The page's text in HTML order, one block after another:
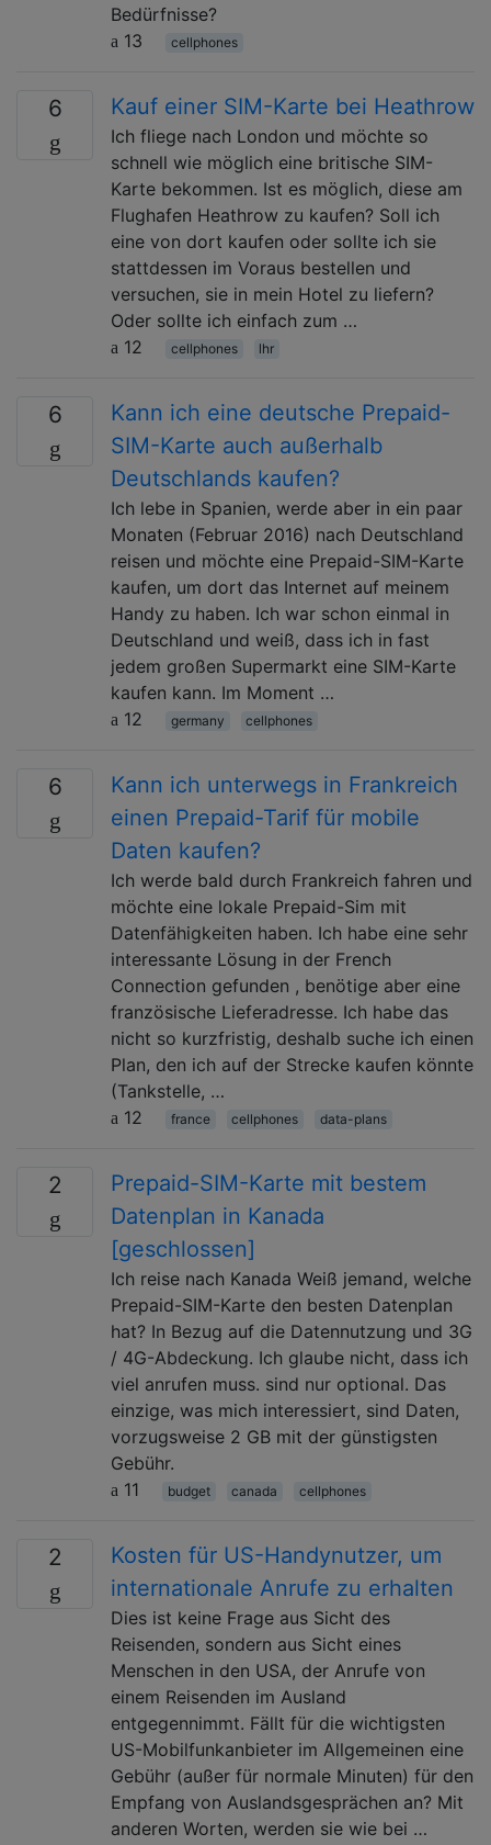
Bedürfnisse?
13
cellphones
6 Kauf einer SIM-Karte bei Heathrow
Ich fliege nach London und möchte so
schnell wie möglich eine britische SIM-
Karte bekommen. Ist es möglich, diese am
Flughafen Heathrow zu kaufen? Soll ich
eine von dort kaufen oder sollte ich sie
stattdessen im Voraus bestellen und
versuchen, sie in mein Hotel zu liefern?
Oder sollte ich einfach zum …
12
cellphones lhr
6
Kann ich eine deutsche Prepaid-
SIM-Karte auch außerhalb
Deutschlands kaufen?
Ich lebe in Spanien, werde aber in ein paar
Monaten (Februar 2016) nach Deutschland
reisen und möchte eine Prepaid-SIM-Karte
kaufen, um dort das Internet auf meinem
Handy zu haben. Ich war schon einmal in
Deutschland und weiß, dass ich in fast
jedem großen Supermarkt eine SIM-Karte
kaufen kann. Im Moment …
12
germany cellphones
6
Kann ich unterwegs in Frankreich
einen Prepaid-Tarif für mobile
Daten kaufen?
Ich werde bald durch Frankreich fahren und
möchte eine lokale Prepaid-Sim mit
Datenfähigkeiten haben. Ich habe eine sehr
interessante Lösung in der French
Connection gefunden , benötige aber eine
französische Lieferadresse. Ich habe das
nicht so kurzfristig, deshalb suche ich einen
Plan, den ich auf der Strecke kaufen könnte
(Tankstelle, …
12
france cellphones data-plans
2
Prepaid-SIM-Karte mit bestem
Datenplan in Kanada
[geschlossen]
Ich reise nach Kanada Weiß jemand, welche
Prepaid-SIM-Karte den besten Datenplan
hat? In Bezug auf die Datennutzung und 3G
/ 4G-Abdeckung. Ich glaube nicht, dass ich
viel anrufen muss. sind nur optional. Das
einzige, was mich interessiert, sind Daten,
vorzugsweise 2 GB mit der günstigsten
Gebühr.
11
budget canada cellphones
2
Kosten für US-Handynutzer, um
internationale Anrufe zu erhalten
Dies ist keine Frage aus Sicht des
Reisenden, sondern aus Sicht eines
Menschen in den USA, der Anrufe von
einem Reisenden im Ausland
entgegennimmt. Fällt für die wichtigsten
US-Mobilfunkanbieter im Allgemeinen eine
Gebühr (außer für normale Minuten) für den
Empfang von Auslandsgesprächen an? Mit
anderen Worten, werden sie wie bei …